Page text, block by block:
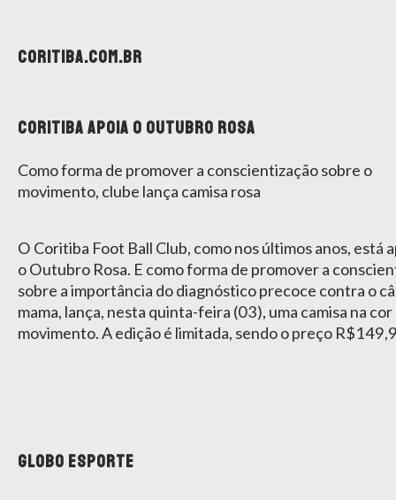
CORITIBA.COM.BR
CORITIBA APOIA O OUTUBRO ROSA
Como forma de promover a conscientização sobre o
movimento, clube lança camisa rosa
O Coritiba Foot Ball Club, como nos últimos anos, está
o Outubro Rosa. E como forma de promover a
sobre a importância do diagnóstico precoce contra o
mama, lança, nesta quinta-feira (03), uma camisa na cor
movimento. A edição é limitada, sendo o preço
GLOBO ESPORTE